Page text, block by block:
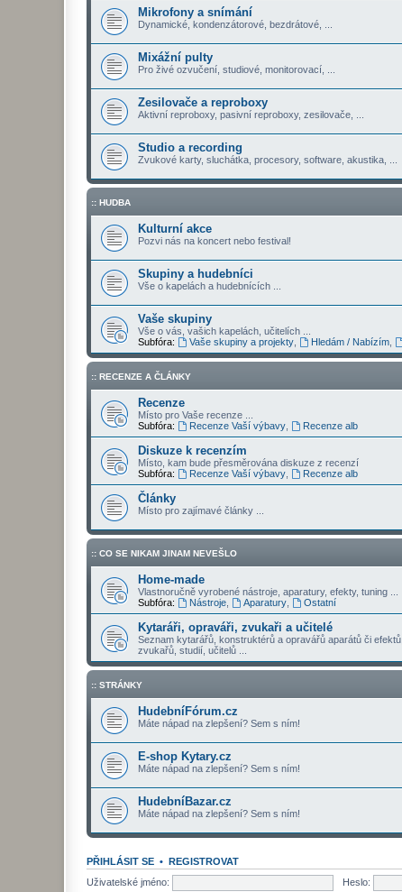
Mikrofony a snímání
Dynamické, kondenzátorové, bezdrátové, ...
Mixážní pulty
Pro živé ozvučení, studiové, monitorovací, ...
Zesilovače a reproboxy
Aktivní reproboxy, pasivní reproboxy, zesilovače, ...
Studio a recording
Zvukové karty, sluchátka, procesory, software, akustika, ...
:: HUDBA
Kulturní akce
Pozvi nás na koncert nebo festival!
Skupiny a hudebníci
Vše o kapelách a hudebnících ...
Vaše skupiny
Vše o vás, vašich kapelách, učitelích ...
Subfóra:
Vaše skupiny a projekty, Hledám / Nabízím,
:: RECENZE A ČLÁNKY
Recenze
Místo pro Vaše recenze ...
Subfóra:
Recenze Vaší výbavy, Recenze alb
Diskuze k recenzím
Místo, kam bude přesměrována diskuze z recenzí
Subfóra:
Recenze Vaší výbavy, Recenze alb
Články
Místo pro zajímavé články ...
:: CO SE NIKAM JINAM NEVEŠLO
Home-made
Vlastnoručně vyrobené nástroje, aparatury, efekty, tuning ...
Subfóra:
Nástroje, Aparatury, Ostatní
Kytaráři, opraváři, zvukaři a učitelé
Seznam kytarářů, konstruktérů a opravářů aparátů či efektů,
zvukařů, studií, učitelů ...
:: STRÁNKY
HudebníFórum.cz
Máte nápad na zlepšení? Sem s ním!
E-shop Kytary.cz
Máte nápad na zlepšení? Sem s ním!
HudebníBazar.cz
Máte nápad na zlepšení? Sem s ním!
PŘIHLÁSIT SE • REGISTROVAT
Uživatelské jméno:
Heslo: